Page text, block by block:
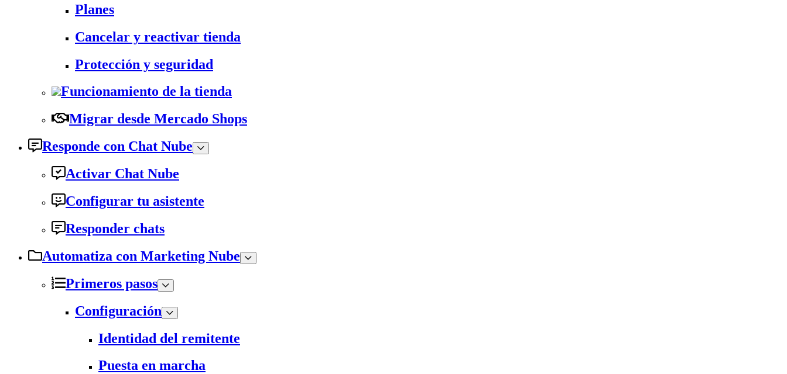
Planes
Cancelar y reactivar tienda
Protección y seguridad
Funcionamiento de la tienda
Migrar desde Mercado Shops
Responde con Chat Nube
Activar Chat Nube
Configurar tu asistente
Responder chats
Automatiza con Marketing Nube
Primeros pasos
Configuración
Identidad del remitente
Puesta en marcha